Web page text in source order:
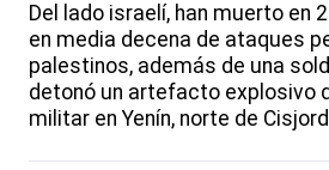
Del lado israelí, han muerto en
en media decena de ataques
palestinos, además de una
detonó un artefacto explosivo
militar en Yenín, norte de